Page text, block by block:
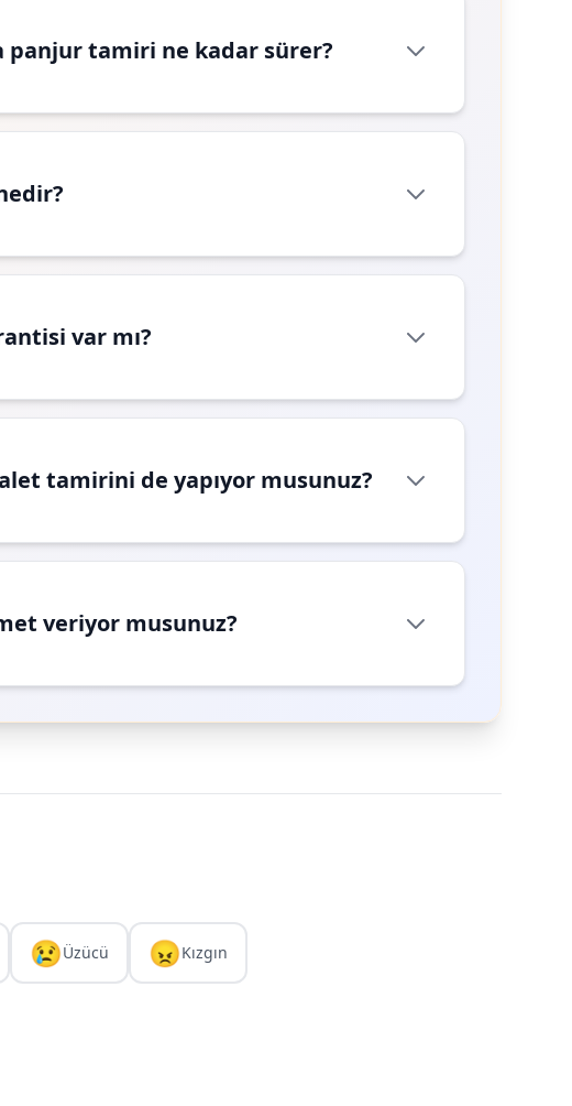
panjur tamiri ne kadar sürer?
var mı?
tamirini de yapıyor musunuz?
veriyor musunuz?
😢Üzücü 😠Kızgın